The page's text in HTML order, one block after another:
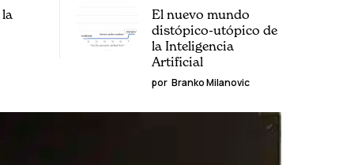
El nuevo mundo
distópico-utópico de
la Inteligencia
Artificial
por Branko Milanovic